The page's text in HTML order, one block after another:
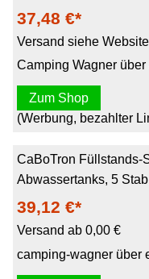
37,48 €*
Versand siehe Website
Camping Wagner
Zum Shop
(Werbung, bezahlter
CaBoTron Füllstands-
Abwassertanks, 5
39,12 €*
Versand ab 0,00 €
camping-wagner über